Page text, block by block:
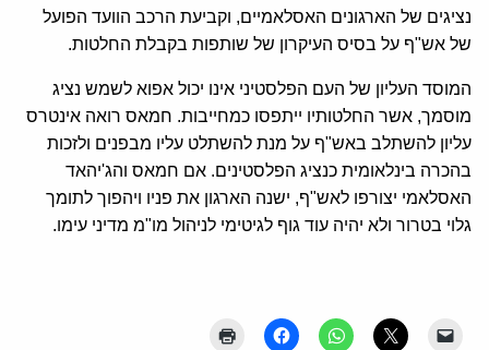
נציגים של הארגונים האסלאמיים, וקביעת הרכב הוועד הפועל
של אש"ף על בסיס העיקרון של שותפות בקבלת החלטות.
המוסד העליון של העם הפלסטיני אינו יכול אפוא לשמש נציג
מוסמך, אשר החלטותיו ייתפסו כמחייבות. חמאס רואה אינטרס
עליון להשתלב באש"ף על מנת להשתלט עליו מבפנים ולזכות
בהכרה בינלאומית כנציג הפלסטינים. אם חמאס והג'יהאד
האסלאמי יצורפו לאש"ף, ישנה הארגון את פניו ויהפוך לתומך
גלוי בטרור ולא יהיה עוד גוף לגיטימי לניהול מו"מ מדיני עימו.